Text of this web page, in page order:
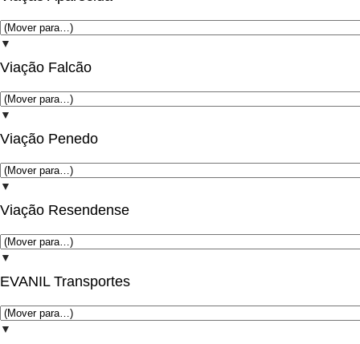
▼
Viação Falcão
▼
Viação Penedo
▼
Viação Resendense
▼
EVANIL Transportes
▼